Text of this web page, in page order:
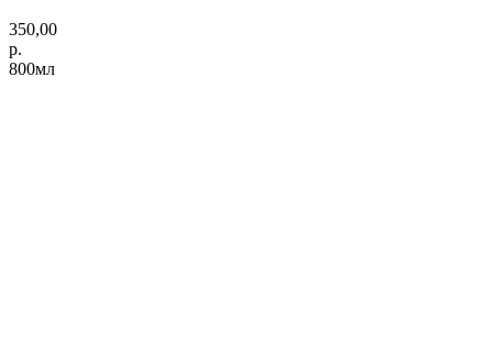
350,00
р.
800мл